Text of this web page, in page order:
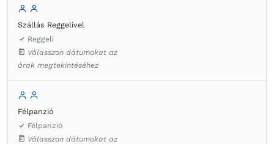
Szállás Reggelivel
Reggeli
Válasszon dátumokat az
árak megtekintéséhez
Félpanzió
Félpanzió
Válasszon dátumokat az